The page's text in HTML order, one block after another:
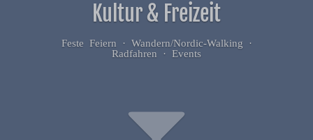
Kultur & Freizeit
Feste Feiern · Wandern/Nordic-Walking ·
Radfahren · Events